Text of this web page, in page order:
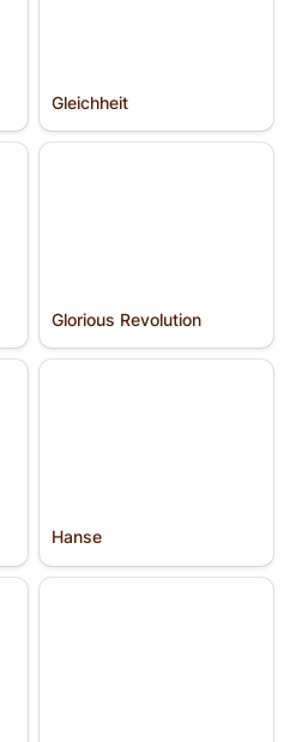
Gleichheit
Glorious Revolution
Glorious Revolution
Hanse
Hanse
Hazlitt, Henry